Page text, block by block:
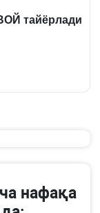
тайёрлади
нафақа